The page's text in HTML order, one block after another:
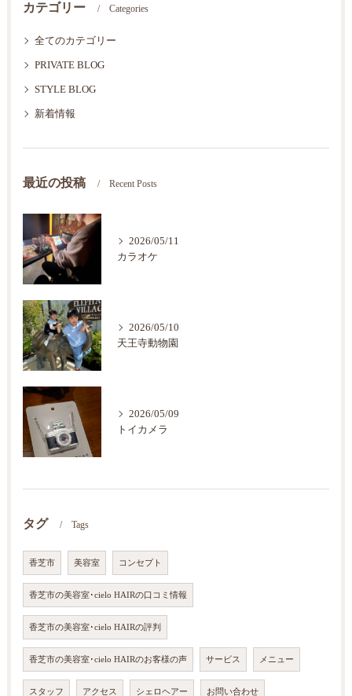
カテゴリー Categories
全てのカテゴリー
PRIVATE BLOG
STYLE BLOG
新着情報
最近の投稿 Recent Posts
2026/05/11
カラオケ
2026/05/10
天王寺動物園
2026/05/09
トイカメラ
タグ Tags
香芝市 美容室 コンセプト
香芝市の美容室･cielo HAIRの口コミ情報
香芝市の美容室･cielo HAIRの評判
香芝市の美容室･cielo HAIRのお客様の声 サービス メニュー
スタッフ アクセス シェロヘアー お問い合わせ